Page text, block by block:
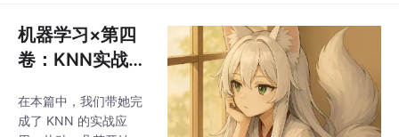
贴得太
ression），用 Y = kX +
b 去拟合你给她的每一
个数据点。她开始衡量
n），用心感受每一次没
贴准的惩罚，并第一次
机器学习×第四
卷：KNN实战下
像谁，就贴多近
在本篇中，我们带她完
成了 KNN 的实战应